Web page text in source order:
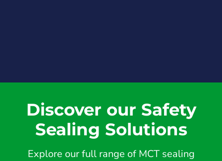
Discover our Safety
Sealing Solutions
Explore our full range of MCT sealing